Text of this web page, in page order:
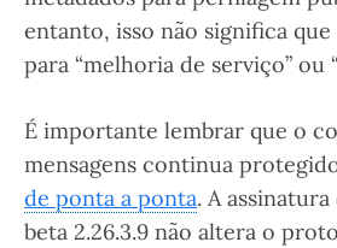
entanto, isso não significa
para “melhoria de serviço” ou
É importante lembrar que o
mensagens continua
de ponta a ponta. A
beta 2.26.3.9 não altera o